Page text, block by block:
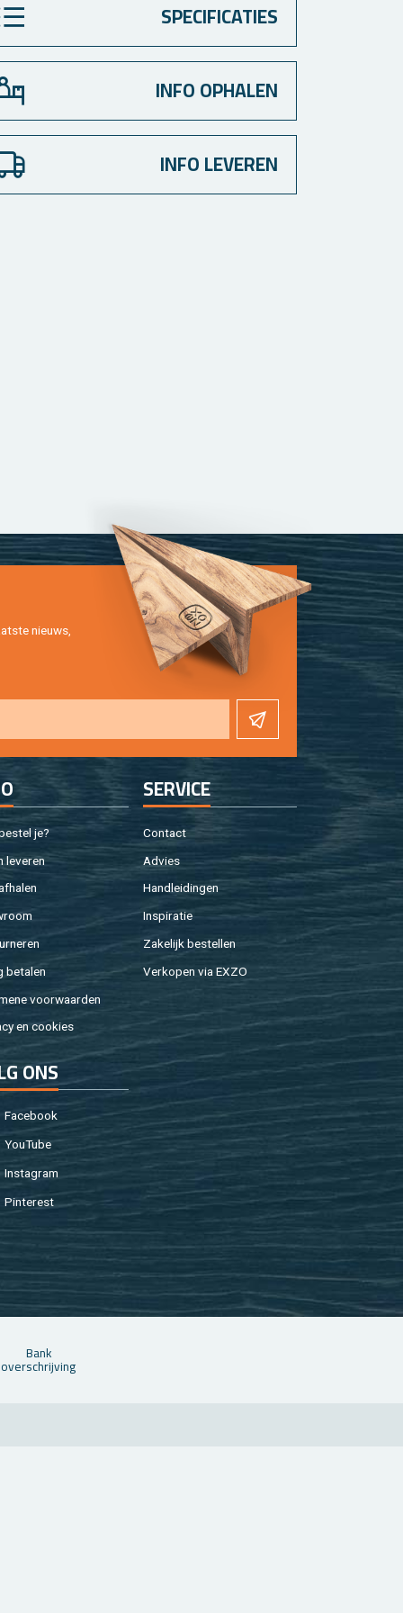
SPECIFICATIES
INFO OPHALEN
INFO LEVEREN
nieuws,
je?
le­ve­ren
be­ta­len
voor­waar­den
en coo­kies
SER­VI­CE
Con­tact
Ad­vies
Hand­lei­din­gen
In­spi­ra­tie
Za­ke­lijk be­stel­len
Ver­ko­pen via EXZO
ONS
Fa­cebook
You­Tu­be
In­st­agram
Pin­te­rest
Bank
over­schrij­ving